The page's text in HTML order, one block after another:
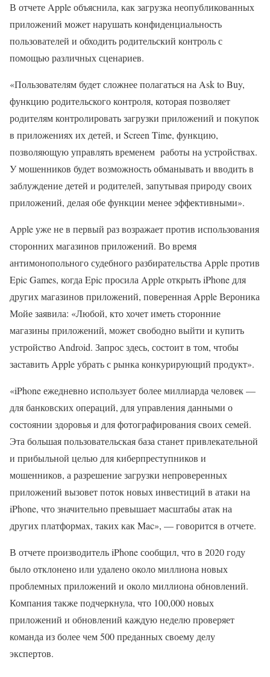
В отчете Apple объяснила, как загрузка неопубликованных
приложений может нарушать конфиденциальность
пользователей и обходить родительский контроль с
помощью различных сценариев.
«Пользователям будет сложнее полагаться на Ask to Buy,
функцию родительского контроля, которая позволяет
родителям контролировать загрузки приложений и покупок
в приложениях их детей, и Screen Time, функцию,
позволяющую управлять временем работы на устройствах.
У мошенников будет возможность обманывать и вводить в
заблуждение детей и родителей, запутывая природу своих
приложений, делая обе функции менее эффективными».
Apple уже не в первый раз возражает против использования
сторонних магазинов приложений. Во время
антимонопольного судебного разбирательства Apple против
Epic Games, когда Epic просила Apple открыть iPhone для
других магазинов приложений, поверенная Apple Вероника
Мойе заявила: «Любой, кто хочет иметь сторонние
магазины приложений, может свободно выйти и купить
устройство Android. Запрос здесь, состоит в том, чтобы
заставить Apple убрать с рынка конкурирующий продукт».
«iPhone ежедневно использует более миллиарда человек —
для банковских операций, для управления данными о
состоянии здоровья и для фотографирования своих семей.
Эта большая пользовательская база станет привлекательной
и прибыльной целью для киберпреступников и
мошенников, а разрешение загрузки непроверенных
приложений вызовет поток новых инвестиций в атаки на
iPhone, что значительно превышает масштабы атак на
других платформах, таких как Mac», — говорится в отчете.
В отчете производитель iPhone сообщил, что в 2020 году
было отклонено или удалено около миллиона новых
проблемных приложений и около миллиона обновлений.
Компания также подчеркнула, что 100,000 новых
приложений и обновлений каждую неделю проверяет
команда из более чем 500 преданных своему делу
экспертов.